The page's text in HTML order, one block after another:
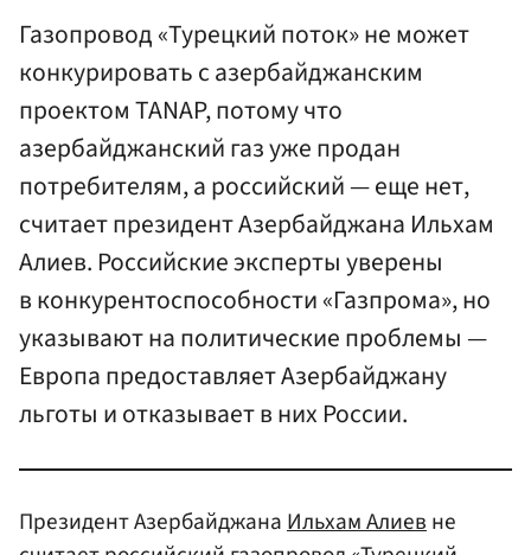
Газопровод «Турецкий поток» не может
конкурировать с азербайджанским
проектом TANAP, потому что
азербайджанский газ уже продан
потребителям, а российский — еще нет,
считает президент Азербайджана Ильхам
Алиев. Российские эксперты уверены
в конкурентоспособности «Газпрома», но
указывают на политические проблемы —
Европа предоставляет Азербайджану
льготы и отказывает в них России.
Президент Азербайджана Ильхам Алиев не